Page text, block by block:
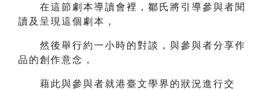
在這節劇本導讀會裡，鄒氏將引導參與者閱
讀及呈現這個劇本，
然後舉行約一小時的對談，與參與者分享作
品的創作意念，
藉此與參與者就港臺文學界的狀況進行交